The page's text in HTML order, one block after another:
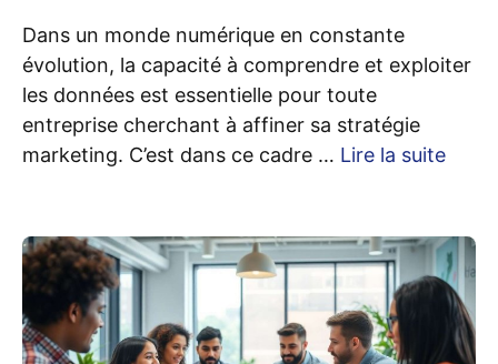
Dans un monde numérique en constante
évolution, la capacité à comprendre et exploiter
les données est essentielle pour toute
entreprise cherchant à affiner sa stratégie
marketing. C’est dans ce cadre … Lire la suite